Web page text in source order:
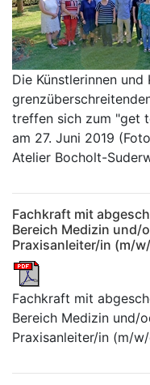
Die Künstlerinnen
treffen sich zum "get
am 27. Juni 2019
Atelier Bocholt-
Fachkraft mit
Bereich Medizin und/
Praxisanleiter/in (m/
Fachkraft mit
Bereich Medizin und/
Praxisanleiter/in (m/